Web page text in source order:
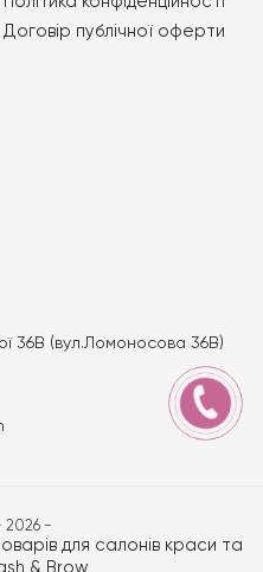
Договір публічної оферти
36В (вул.Ломоносова 36В)
2026 -
для салонів краси та
& Brow